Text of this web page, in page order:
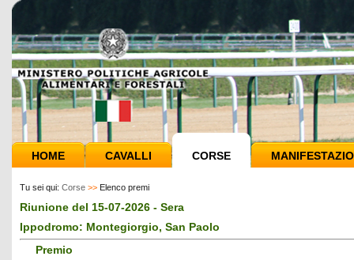
HOME CAVALLI CORSE
Tu sei qui: Corse >> Elenco premi
Riunione del 15-07-2026 - Sera
Ippodromo: Montegiorgio, San Paolo
Premio